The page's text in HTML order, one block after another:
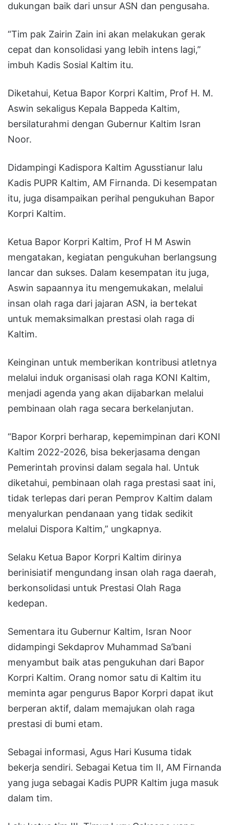
dukungan baik dari unsur ASN dan pengusaha.
“Tim pak Zairin Zain ini akan melakukan gerak
cepat dan konsolidasi yang lebih intens lagi,”
imbuh Kadis Sosial Kaltim itu.
Diketahui, Ketua Bapor Korpri Kaltim, Prof H. M.
Aswin sekaligus Kepala Bappeda Kaltim,
bersilaturahmi dengan Gubernur Kaltim Isran
Noor.
Didampingi Kadispora Kaltim Agusstianur lalu
Kadis PUPR Kaltim, AM Firnanda. Di kesempatan
itu, juga disampaikan perihal pengukuhan Bapor
Korpri Kaltim.
Ketua Bapor Korpri Kaltim, Prof H M Aswin
mengatakan, kegiatan pengukuhan berlangsung
lancar dan sukses. Dalam kesempatan itu juga,
Aswin sapaannya itu mengemukakan, melalui
insan olah raga dari jajaran ASN, ia bertekat
untuk memaksimalkan prestasi olah raga di
Kaltim.
Keinginan untuk memberikan kontribusi atletnya
melalui induk organisasi olah raga KONI Kaltim,
menjadi agenda yang akan dijabarkan melalui
pembinaan olah raga secara berkelanjutan.
“Bapor Korpri berharap, kepemimpinan dari KONI
Kaltim 2022-2026, bisa bekerjasama dengan
Pemerintah provinsi dalam segala hal. Untuk
diketahui, pembinaan olah raga prestasi saat ini,
tidak terlepas dari peran Pemprov Kaltim dalam
menyalurkan pendanaan yang tidak sedikit
melalui Dispora Kaltim,” ungkapnya.
Selaku Ketua Bapor Korpri Kaltim dirinya
berinisiatif mengundang insan olah raga daerah,
berkonsolidasi untuk Prestasi Olah Raga
kedepan.
Sementara itu Gubernur Kaltim, Isran Noor
didampingi Sekdaprov Muhammad Sa’bani
menyambut baik atas pengukuhan dari Bapor
Korpri Kaltim. Orang nomor satu di Kaltim itu
meminta agar pengurus Bapor Korpri dapat ikut
berperan aktif, dalam memajukan olah raga
prestasi di bumi etam.
Sebagai informasi, Agus Hari Kusuma tidak
bekerja sendiri. Sebagai Ketua tim II, AM Firnanda
yang juga sebagai Kadis PUPR Kaltim juga masuk
dalam tim.